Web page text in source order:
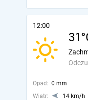
12:00
Opad: 0 mm
Wiatr:
14 km/h